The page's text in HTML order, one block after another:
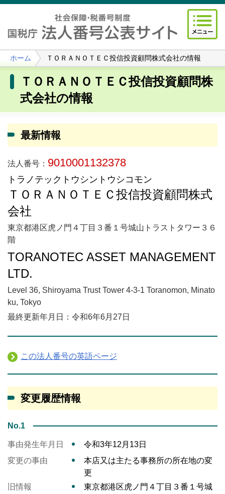
ホーム ＴＯＲＡＮＯＴＥＣ投信投資顧問株式会社の情報
ＴＯＲＡＮＯＴＥＣ投信投資顧問株
式会社の情報
最新情報
法人番号： 9010001132378
トラノテックトウシントウシコモン
ＴＯＲＡＮＯＴＥＣ投信投資顧問株式
会社
東京都港区虎ノ門４丁目３番１号城山トラストタワー３６
階
TORANOTEC ASSET MANAGEMENT
LTD.
Level 36, Shiroyama Trust Tower 4-3-1 Toranomon, Minato
ku, Tokyo
最終更新年月日：令和6年6月27日
この法人番号の英語ページ
変更履歴情報
No.1
事由発生年月日
令和3年12月13日
変更の事由
本店又は主たる事務所の所在地の変
更
旧情報
東京都港区虎ノ門４丁目３番１号城